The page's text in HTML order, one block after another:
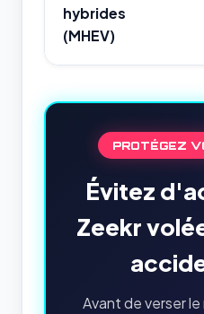
hybrides
(MHEV)
PROTÉGEZ
Évitez
Zeekr
Avant de verser